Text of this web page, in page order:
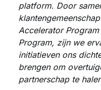
platform. Door
Accelerator
Program, zijn we
initiatieven ons
brengen om
partnerschap te